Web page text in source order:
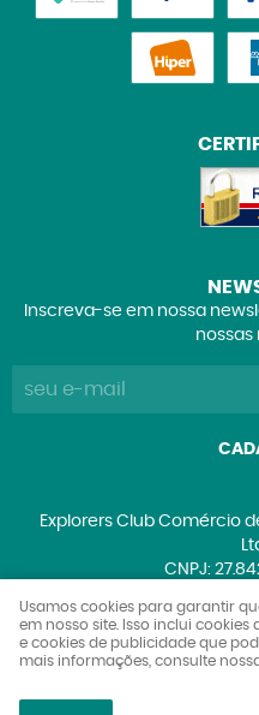
Inscreva-se em nossa
nossas
Explorers Club Comércio
CNPJ:
LOJA VIRTUAL CRIADA POR
Usamos cookies para garantir
em nosso site. Isso inclui cookies
e cookies de publicidade que
mais informações, consulte